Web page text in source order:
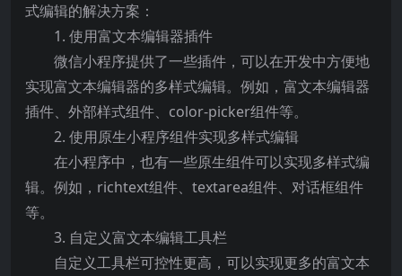
式编辑的解决方案：
1. 使用富文本编辑器插件
微信小程序提供了一些插件，可以在开发中方便地
实现富文本编辑器的多样式编辑。例如，富文本编辑器
插件、外部样式组件、color-picker组件等。
2. 使用原生小程序组件实现多样式编辑
在小程序中，也有一些原生组件可以实现多样式编
辑。例如，richtext组件、textarea组件、对话框组件
等。
3. 自定义富文本编辑工具栏
自定义工具栏可控性更高，可以实现更多的富文本